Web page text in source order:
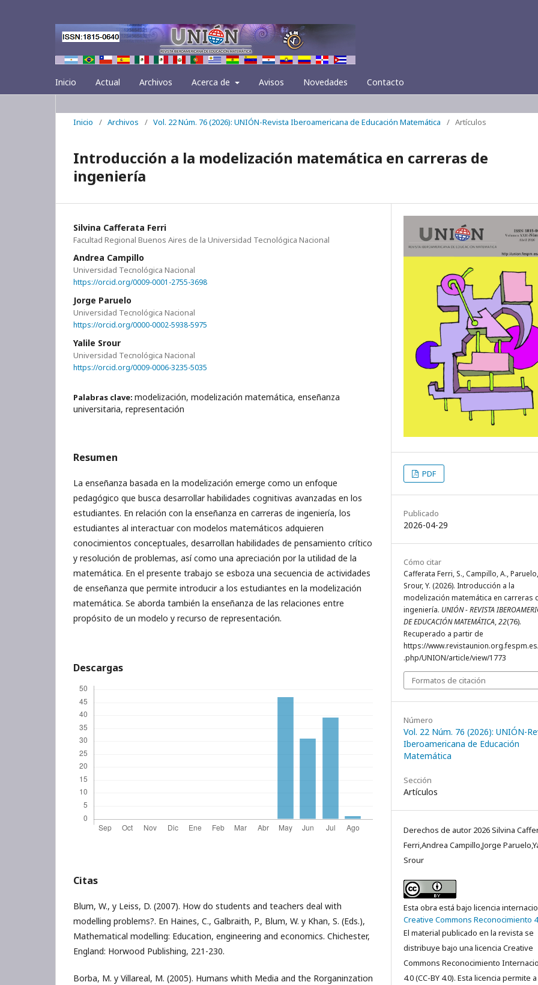
Inicio Actual Archivos Acerca de Avisos Novedades Contacto
Inicio / Archivos / Vol. 22 Núm. 76 (2026): UNIÓN-Revista Iberoamericana de Educación Matemática / Artículos
Introducción a la modelización matemática en carreras de
ingeniería
Silvina Cafferata Ferri
Facultad Regional Buenos Aires de la Universidad Tecnológica Nacional
Andrea Campillo
Universidad Tecnológica Nacional
https://orcid.org/0009-0001-2755-3698
Jorge Paruelo
Universidad Tecnológica Nacional
https://orcid.org/0000-0002-5938-5975
Yalile Srour
Universidad Tecnológica Nacional
https://orcid.org/0009-0006-3235-5035
Palabras clave: modelización, modelización matemática, enseñanza
universitaria, representación
Resumen
La enseñanza basada en la modelización emerge como un enfoque
pedagógico que busca desarrollar habilidades cognitivas avanzadas en los
estudiantes. En relación con la enseñanza en carreras de ingeniería, los
estudiantes al interactuar con modelos matemáticos adquieren
conocimientos conceptuales, desarrollan habilidades de pensamiento crítico
y resolución de problemas, así como una apreciación por la utilidad de la
matemática. En el presente trabajo se esboza una secuencia de actividades
de enseñanza que permite introducir a los estudiantes en la modelización
matemática. Se aborda también la enseñanza de las relaciones entre
propósito de un modelo y recurso de representación.
Descargas
Citas
Blum, W., y Leiss, D. (2007). How do students and teachers deal with
modelling problems?. En Haines, C., Galbraith, P., Blum, W. y Khan, S. (Eds.),
Mathematical modelling: Education, engineering and economics. Chichester,
England: Horwood Publishing, 221-230.
Borba, M. y Villareal, M. (2005). Humans whith Media and the Rorganinzation
PDF
Publicado
2026-04-29
Cómo citar
Cafferata Ferri, S., Campillo, A.,
Srour, Y. (2026). Introducción a la
modelización matemática en carreras
ingeniería. UNIÓN - REVISTA
DE EDUCACIÓN MATEMÁTICA,22(76).
Recuperado a partir de
https://
.php/UNION/article/view/1773
Formatos de citación
Número
Vol. 22 Núm. 76 (2026): UNIÓN-
Iberoamericana de Educación
Matemática
Sección
Artículos
Derechos de autor 2026 Silvina
Ferri,Andrea Campillo,Jorge
Srour
Esta obra está bajo licencia
Creative Commons Reconocimiento
El material publicado en la revista se
distribuye bajo una licencia Creative
Commons Reconocimiento
4.0 (CC-BY 4.0). Esta licencia permite